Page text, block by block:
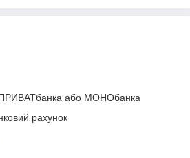
або МОНОбанка
рахунок